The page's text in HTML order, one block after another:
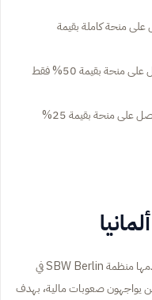
90% فستحصل على منحة كاملة بقيمة
اذا كان معدلك مابين 60 و 90 فستحصل على منحة بقيمة 50% فقط
اذا كان معدلك مابين 50 و 59% فستحصل على منحة بقيمة 25%
منحة SBW برلين هي منحة دراسية مجانية تقدمها منظمة SBW Berlin في
يواجهون صعوبات مالية، بهدف